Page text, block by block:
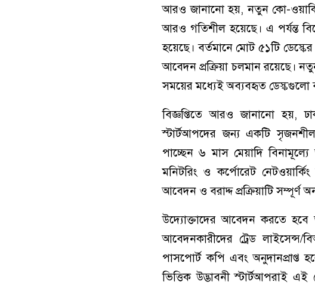
আরও জানানো হয়, নতুন কো-
আরও গতিশীল হয়েছে। এ পর্যন্ত
হয়েছে। বর্তমানে মোট ৫১টি
আবেদন প্রক্রিয়া চলমান রয়েছে।
সময়ের মধ্যেই অব্যবহৃত ডেস্কগুলো
বিজ্ঞপ্তিতে আরও জানানো হয়,
স্টার্টআপদের জন্য একটি
পাচ্ছেন ৬ মাস মেয়াদি
মনিটরিং ও কর্পোরেট
আবেদন ও বরাদ্দ প্রক্রিয়াটি সম্পূর্ণ
উদ্যোক্তাদের আবেদন করতে হবে
আবেদনকারীদের ট্রেড
পাসপোর্ট কপি এবং অনুদানপ্রাপ্ত
ভিত্তিক উদ্ভাবনী স্টার্টআপরাই